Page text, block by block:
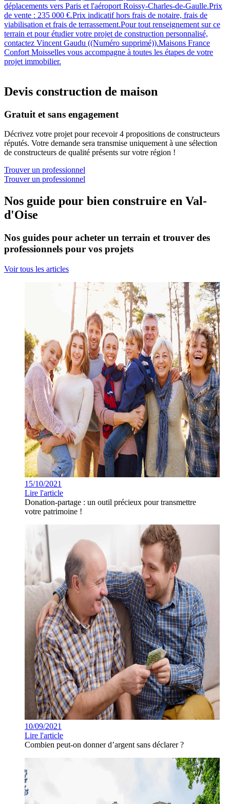
déplacements vers Paris et l'aéroport Roissy-Charles-de-Gaulle.Prix
de vente : 235 000 €.Prix indicatif hors frais de notaire, frais de
viabilisation et frais de terrassement.Pour tout renseignement sur ce
terrain et pour étudier votre projet de construction personnalisé,
contactez Vincent Gaudu ((Numéro supprimé)).Maisons France
Confort Moisselles vous accompagne à toutes les étapes de votre
projet immobilier.
Devis construction de maison
Gratuit et sans engagement
Décrivez votre projet pour recevoir 4 propositions de constructeurs
réputés. Votre demande sera transmise uniquement à une sélection
de constructeurs de qualité présents sur votre région !
Trouver un professionnel
Trouver un professionnel
Nos guide pour bien construire en Val-
d'Oise
Nos guides pour acheter un terrain et trouver des
professionnels pour vos projets
Voir tous les articles
15/10/2021
Lire l'article
Donation-partage : un outil précieux pour transmettre
votre patrimoine !
10/09/2021
Lire l'article
Combien peut-on donner d’argent sans déclarer ?